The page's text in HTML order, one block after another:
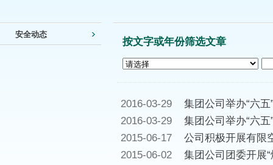
安全动态
按文字或年份筛选文章
2016-03-29
集团公司举办“六
2016-03-29
集团公司举办“六
2015-06-17
公司积极开展有限
2015-06-02
集团公司团委开展